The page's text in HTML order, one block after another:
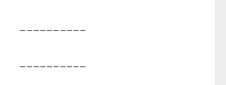
——————————
——————————